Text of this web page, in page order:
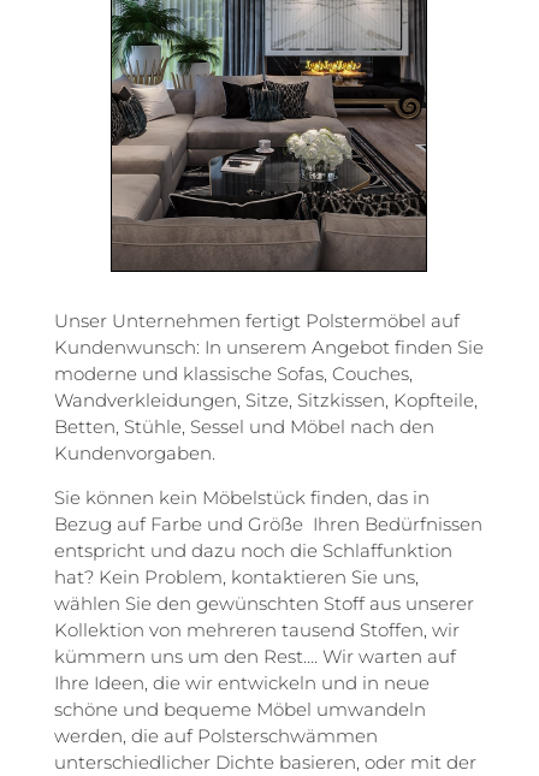
Unser Unternehmen fertigt Polstermöbel auf
Kundenwunsch: In unserem Angebot finden Sie
moderne und klassische Sofas, Couches,
Wandverkleidungen, Sitze, Sitzkissen, Kopfteile,
Betten, Stühle, Sessel und Möbel nach den
Kundenvorgaben.
Sie können kein Möbelstück finden, das in
Bezug auf Farbe und Größe Ihren Bedürfnissen
entspricht und dazu noch die Schlaffunktion
hat? Kein Problem, kontaktieren Sie uns,
wählen Sie den gewünschten Stoff aus unserer
Kollektion von mehreren tausend Stoffen, wir
kümmern uns um den Rest…. Wir warten auf
Ihre Ideen, die wir entwickeln und in neue
schöne und bequeme Möbel umwandeln
werden, die auf Polsterschwämmen
unterschiedlicher Dichte basieren, oder mit der